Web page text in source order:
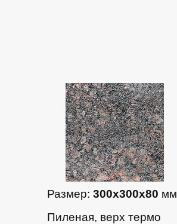
Размер: 300х300х80 мм
Пиленая, верх термо